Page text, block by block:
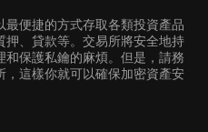
便捷的方式存取各類投資產品
、貸款等。交易所將安全地持
保護私鑰的麻煩。但是，請務
，這樣你就可以確保加密資產安